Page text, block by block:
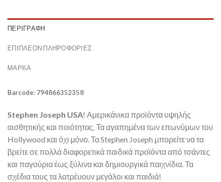
ΠΕΡΙΓΡΑΦΉ
ΕΠΙΠΛΈΟΝ ΠΛΗΡΟΦΟΡΊΕΣ
ΜΆΡΚΑ
Barcode: 794866352358
Stephen Joseph USA! Αμερικάνικα προϊόντα υψηλής
αισθητικής και ποιότητας. Τα αγαπημένα των επωνύμων του
Hollywood και όχι μόνο. Τα Stephen Joseph μπορείτε να τα
βρείτε σε πολλά διαφορετικά παιδικά προϊόντα από τσάντες
και παγούρια έως ξύλινα και δημιουργικά παιχνίδια. Τα
σχέδια τους τα λατρέυουν μεγάλοι και παιδιά!